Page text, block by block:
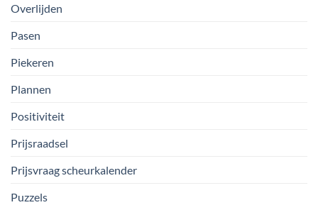
Overlijden
Pasen
Piekeren
Plannen
Positiviteit
Prijsraadsel
Prijsvraag scheurkalender
Puzzels